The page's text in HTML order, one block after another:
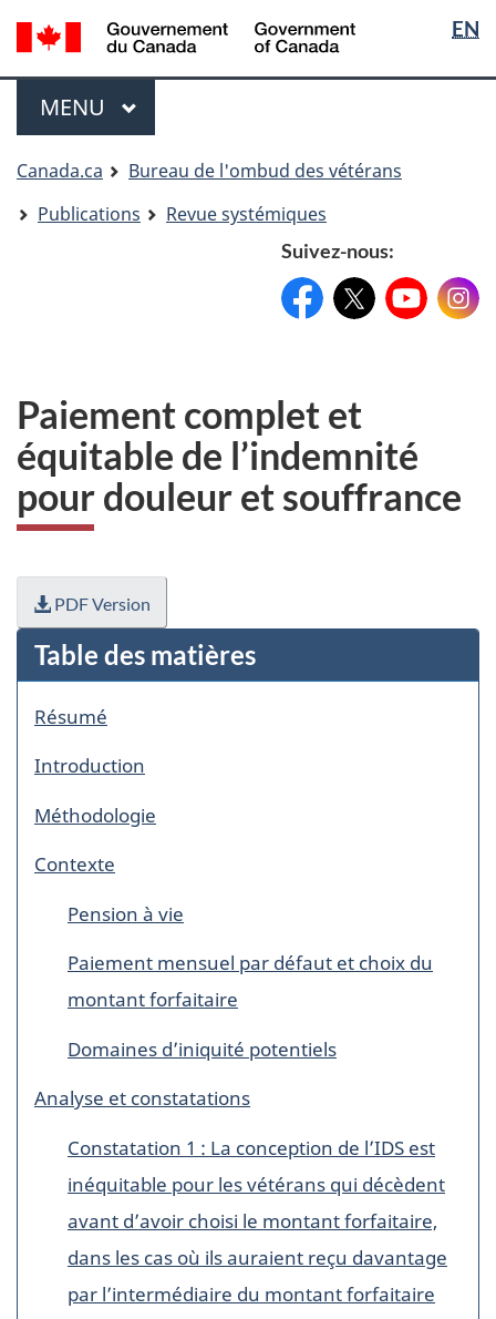
Aller
au
contenu
Skip
to
"About
Passer
à
la
la
EN
Menu
MENU PRINCIPAL
Vous
êtes
ici
Canada.ca
Bureau de l'ombud des vétérans
Publications
Revue systémiques
Suivez-nous:
Facebook:FacebookPageName
X: @XAccount
YouTube:
Paiement complet et
équitable de l’indemnité
pour douleur et souffrance
PDF Version
Table des matières
Résumé
Introduction
Méthodologie
Contexte
Pension à vie
Paiement mensuel par défaut et choix du
montant forfaitaire
Domaines d’iniquité potentiels
Analyse et constatations
Constatation 1 : La conception de l’IDS est
inéquitable pour les vétérans qui décèdent
avant d’avoir choisi le montant forfaitaire,
dans les cas où ils auraient reçu davantage
par l’intermédiaire du montant forfaitaire